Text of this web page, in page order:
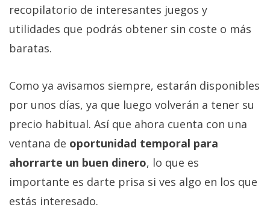
recopilatorio de interesantes juegos y
utilidades que podrás obtener sin coste o más
baratas.
Como ya avisamos siempre, estarán disponibles
por unos días, ya que luego volverán a tener su
precio habitual. Así que ahora cuenta con una
ventana de oportunidad temporal para
ahorrarte un buen dinero, lo que es
importante es darte prisa si ves algo en los que
estás interesado.